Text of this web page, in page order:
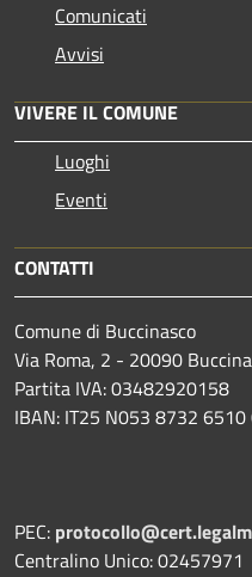
Comunicati
Avvisi
VIVERE IL COMUNE
Luoghi
Eventi
CONTATTI
Comune di Buccinasco
Via Roma, 2 - 20090
Partita IVA: 03482920158
IBAN: IT25 N053 8732
PEC:
Centralino Unico: 02457971